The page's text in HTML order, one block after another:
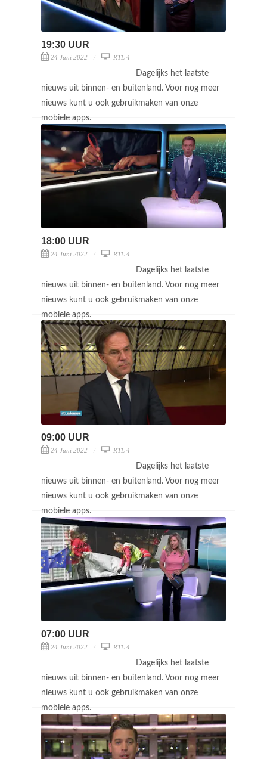
19:30 UUR
24 Juni 2022 RTL 4
Dagelijks het laatste
nieuws uit binnen- en buitenland. Voor nog meer
nieuws kunt u ook gebruikmaken van onze
mobiele apps.
18:00 UUR
24 Juni 2022 RTL 4
Dagelijks het laatste
nieuws uit binnen- en buitenland. Voor nog meer
nieuws kunt u ook gebruikmaken van onze
mobiele apps.
09:00 UUR
24 Juni 2022 RTL 4
Dagelijks het laatste
nieuws uit binnen- en buitenland. Voor nog meer
nieuws kunt u ook gebruikmaken van onze
mobiele apps.
07:00 UUR
24 Juni 2022 RTL 4
Dagelijks het laatste
nieuws uit binnen- en buitenland. Voor nog meer
nieuws kunt u ook gebruikmaken van onze
mobiele apps.